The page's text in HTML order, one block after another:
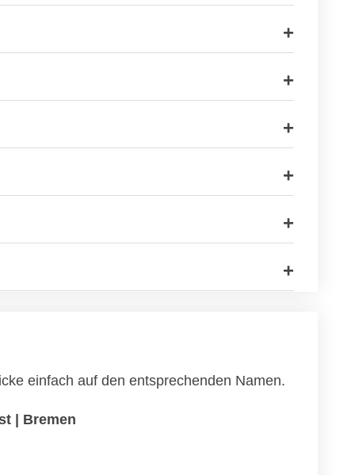
einfach auf den entsprechenden Namen.
| Bremen